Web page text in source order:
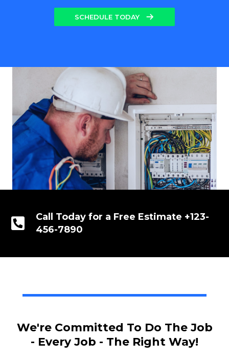
SCHEDULE TODAY
Call Today for a Free Estimate +123-
456-7890
We're Committed To Do The Job
- Every Job - The Right Way!